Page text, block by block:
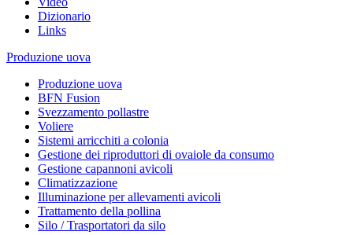
Dizionario
Links
Produzione uova
Produzione uova
BFN Fusion
Svezzamento pollastre
Voliere
Sistemi arricchiti a colonia
Gestione dei riproduttori di ovaiole da consumo
Gestione capannoni avicoli
Climatizzazione
Illuminazione per allevamenti avicoli
Trattamento della pollina
Silo / Trasportatori da silo